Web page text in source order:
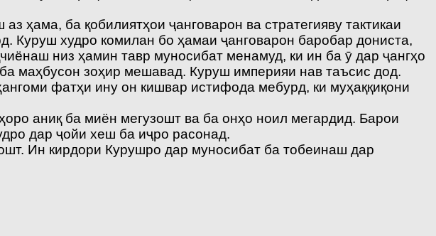
ҳама, ба қобилиятҳои ҷанговарон ва стратегияву тактикаи
Куруш худро комилан бо ҳамаи ҷанговарон баробар дониста,
низ ҳамин тавр муносибат менамуд, ки ин ба ӯ дар ҷангҳо
маҳбусон зоҳир мешавад. Куруш империяи нав таъсис дод.
фатҳи ину он кишвар истифода мебурд, ки муҳаққиқони
аниқ ба миён мегузошт ва ба онҳо ноил мегардид. Барои
дар ҷойи хеш ба иҷро расонад.
Ин кирдори Курушро дар муносибат ба тобеинаш дар